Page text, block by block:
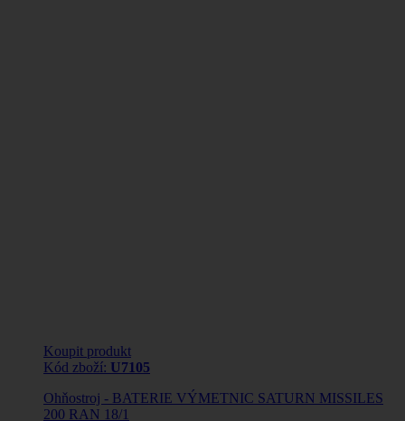
Koupit produkt
Kód zboží: U7105
Ohňostroj - BATERIE VÝMETNIC SATURN MISSILES
200 RAN 18/1